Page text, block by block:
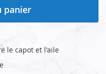
panier
le capot et l'aile